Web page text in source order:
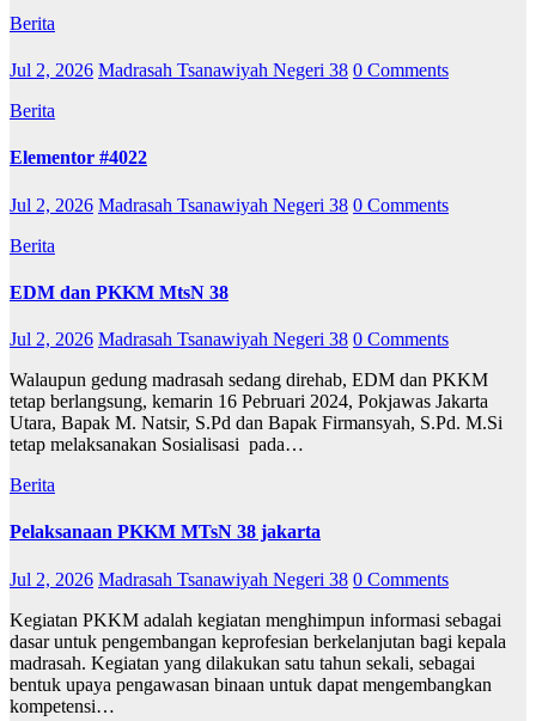
Berita
Jul 2, 2026 Madrasah Tsanawiyah Negeri 38 0 Comments
Berita
Elementor #4022
Jul 2, 2026 Madrasah Tsanawiyah Negeri 38 0 Comments
Berita
EDM dan PKKM MtsN 38
Jul 2, 2026 Madrasah Tsanawiyah Negeri 38 0 Comments
Walaupun gedung madrasah sedang direhab, EDM dan PKKM
tetap berlangsung, kemarin 16 Pebruari 2024, Pokjawas Jakarta
Utara, Bapak M. Natsir, S.Pd dan Bapak Firmansyah, S.Pd. M.Si
tetap melaksanakan Sosialisasi pada…
Berita
Pelaksanaan PKKM MTsN 38 jakarta
Jul 2, 2026 Madrasah Tsanawiyah Negeri 38 0 Comments
Kegiatan PKKM adalah kegiatan menghimpun informasi sebagai
dasar untuk pengembangan keprofesian berkelanjutan bagi kepala
madrasah. Kegiatan yang dilakukan satu tahun sekali, sebagai
bentuk upaya pengawasan binaan untuk dapat mengembangkan
kompetensi…